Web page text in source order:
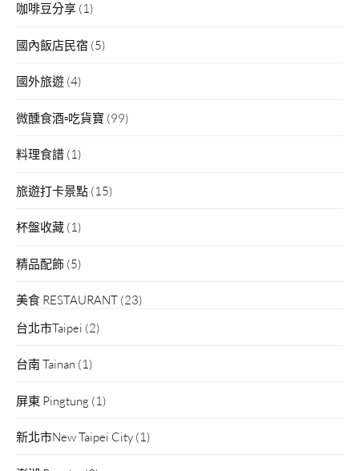
咖啡豆分享 (1)
國內飯店民宿 (5)
國外旅遊 (4)
微醺食酒▫吃貨寶 (99)
料理食譜 (1)
旅遊打卡景點 (15)
杯盤收藏 (1)
精品配飾 (5)
美食 RESTAURANT (23)
台北市Taipei (2)
台南 Tainan (1)
屏東 Pingtung (1)
新北市New Taipei City (1)